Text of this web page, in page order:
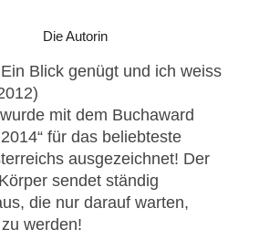
Die Autorin
Blick genügt und ich weiss
mit dem Buchaward
für das beliebteste
ausgezeichnet! Der
sendet ständig
die nur darauf warten,
werden!